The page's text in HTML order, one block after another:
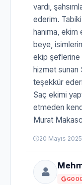
vardı,
ederim. Tabiki
hanıma, ekim
beye,
ekip şeflerine
hizmet sunan
teşekkür
Saç ekimi
etmeden
Murat
20 Mayıs 2025